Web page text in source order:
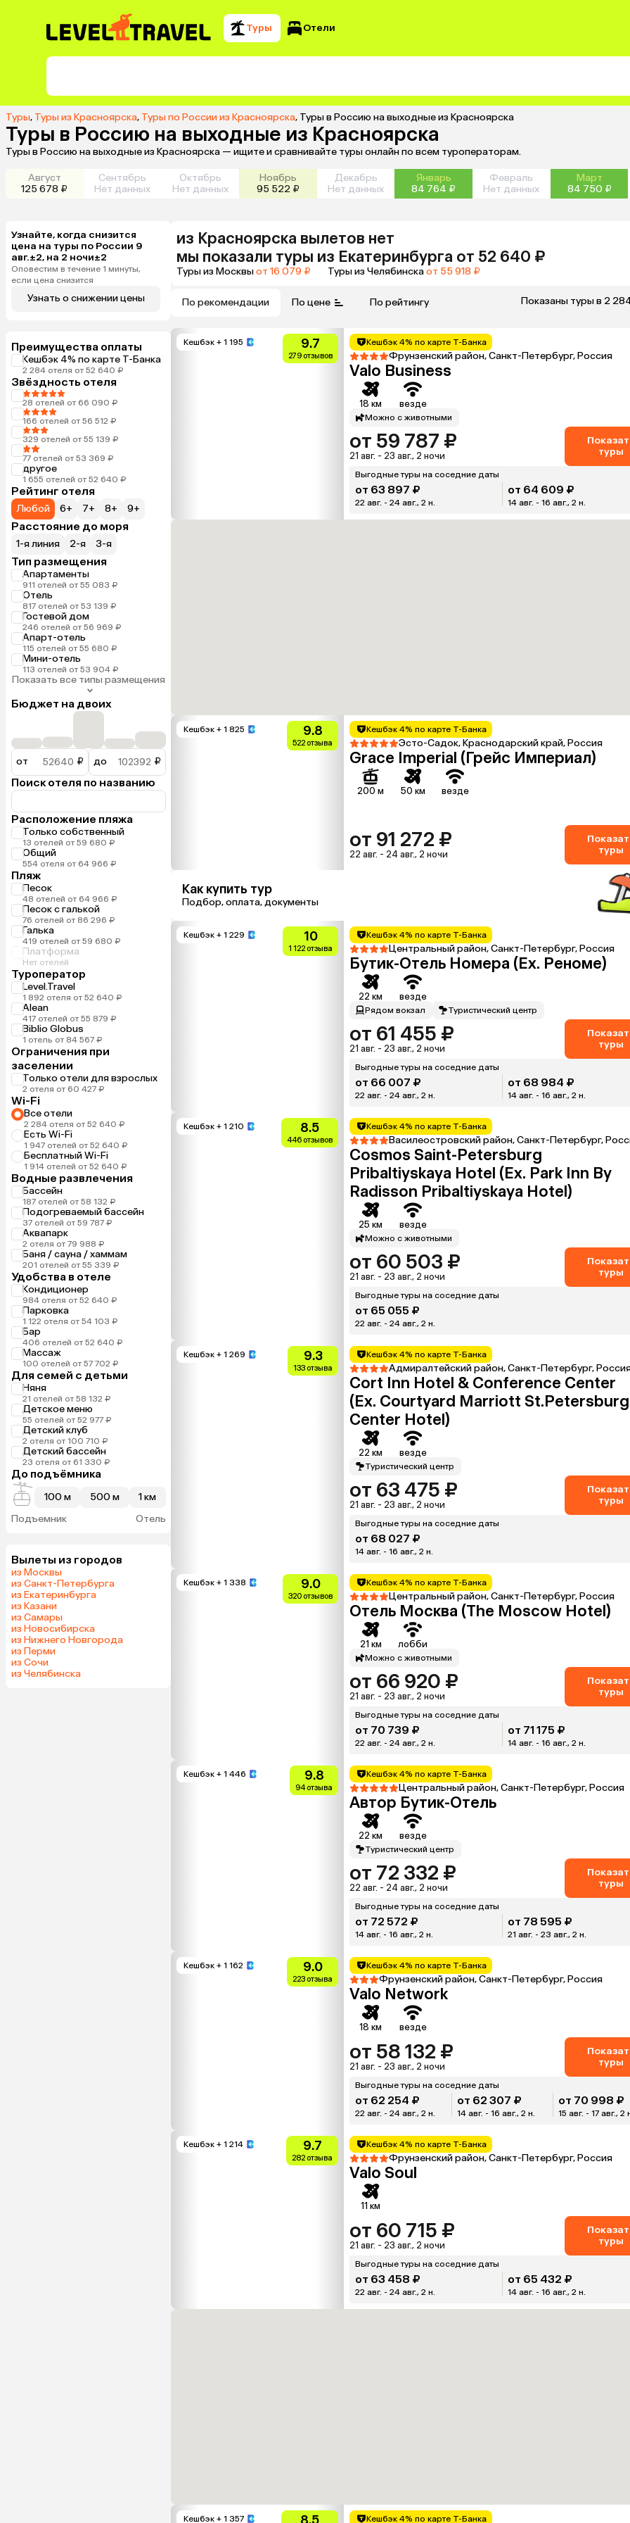
Туры Отели
Туры, Туры из Красноярска, Туры по России из Красноярска, Туры в Россию на выходные из Красноярска
Туры в Россию на выходные из Красноярска
Туры в Россию на выходные из Красноярска — ищите и сравнивайте туры онлайн по всем туроператорам.
Август
125 678 ₽
Сентябрь
Нет данных
Октябрь
Нет данных
Ноябрь
95 522 ₽
Декабрь
Нет данных
Январь
84 764 ₽
Февраль
Нет данных
Март
84 750 ₽
Узнайте, когда снизится
цена на туры по России 9
авг.±2, на 2 ночи±2
Оповестим в течение 1 минуты,
если цена снизится
Узнать о снижении цены
Преимущества оплаты
Кешбэк 4% по карте Т-Банка
2 284 отеля от 52 640 ₽
Звёздность отеля
28 отелей от 66 090 ₽
166 отелей от 56 512 ₽
329 отелей от 55 139 ₽
77 отелей от 53 369 ₽
другое
1 655 отелей от 52 640 ₽
Рейтинг отеля
Любой 6+ 7+ 8+ 9+
Расстояние до моря
1-я линия 2-я 3-я
Тип размещения
Апартаменты
911 отелей от 55 083 ₽
Отель
817 отелей от 53 139 ₽
Гостевой дом
246 отелей от 56 969 ₽
Апарт-отель
115 отелей от 55 680 ₽
Мини-отель
113 отелей от 53 904 ₽
Показать все типы размещения
Бюджет на двоих
от ₽ до ₽
Поиск отеля по названию
Расположение пляжа
Только собственный
13 отелей от 59 680 ₽
Общий
554 отеля от 64 966 ₽
Пляж
Песок
48 отелей от 64 966 ₽
Песок с галькой
76 отелей от 86 296 ₽
Галька
419 отелей от 59 680 ₽
Платформа
Нет отелей
Туроператор
Level.Travel
1 892 отеля от 52 640 ₽
Alean
417 отелей от 55 879 ₽
Biblio Globus
1 отель от 84 567 ₽
Ограничения при
заселении
Только отели для взрослых
2 отеля от 60 427 ₽
Wi-Fi
Все отели
2 284 отеля от 52 640 ₽
Есть Wi-Fi
1 947 отелей от 52 640 ₽
Бесплатный Wi-Fi
1 914 отелей от 52 640 ₽
Водные развлечения
Бассейн
187 отелей от 58 132 ₽
Подогреваемый бассейн
37 отелей от 59 787 ₽
Аквапарк
2 отеля от 79 988 ₽
Баня / сауна / хаммам
201 отелей от 55 339 ₽
Удобства в отеле
Кондиционер
984 отеля от 52 640 ₽
Парковка
1 122 отеля от 54 103 ₽
Бар
406 отелей от 52 640 ₽
Массаж
100 отелей от 57 702 ₽
Для семей с детьми
Няня
21 отелей от 58 132 ₽
Детское меню
55 отелей от 52 977 ₽
Детский клуб
2 отеля от 100 710 ₽
Детский бассейн
23 отеля от 61 330 ₽
До подъёмника
100 м 500 м
1 км
Подъемник
Отель
Вылеты из городов
из Москвы
из Санкт-Петербурга
из Екатеринбурга
из Казани
из Самары
из Новосибирска
из Нижнего Новгорода
из Перми
из Сочи
из Челябинска
из Красноярска вылетов нет
мы показали туры из Екатеринбурга от 52 640 ₽
Туры из Москвыот 16 079 ₽ Туры из Челябинскаот 55 918 ₽
По рекомендации По цене По рейтингу Показаны туры в 2
Кешбэк + 1 195 9.7
279 отзывов
Кешбэк 4% по карте Т-Банка
Фрунзенский район, Санкт-Петербург, Россия
Valo Business
18 км везде
Можно с животными
от 59 787 ₽
21 авг. - 23 авг., 2 ночи
туры
Выгодные туры на соседние даты
от 63 897 ₽
22 авг. - 24 авг., 2 н.
от 64 609 ₽
14 авг. - 16 авг., 2 н.
Кешбэк + 1 825 9.8
522 отзыва
Кешбэк 4% по карте Т-Банка
Эсто-Садок, Краснодарский край, Россия
Grace Imperial (Грейс Империал)
200 м 50 км везде
от 91 272 ₽
22 авг. - 24 авг., 2 ночи
туры
Как купить тур
Подбор, оплата, документы
Кешбэк + 1 229 10
1 122 отзыва
Кешбэк 4% по карте Т-Банка
Центральный район, Санкт-Петербург, Россия
Бутик-Отель Номера (Ex. Реноме)
22 км везде
Рядом вокзал Туристический центр
от 61 455 ₽
21 авг. - 23 авг., 2 ночи
туры
Выгодные туры на соседние даты
от 66 007 ₽
22 авг. - 24 авг., 2 н.
от 68 984 ₽
14 авг. - 16 авг., 2 н.
Кешбэк + 1 210 8.5
446 отзывов
Кешбэк 4% по карте Т-Банка
Василеостровский район, Санкт-Петербург,
Cosmos Saint-Petersburg
Pribaltiyskaya Hotel (Ex. Park Inn By
Radisson Pribaltiyskaya Hotel)
25 км везде
Можно с животными
от 60 503 ₽
21 авг. - 23 авг., 2 ночи
туры
Выгодные туры на соседние даты
от 65 055 ₽
22 авг. - 24 авг., 2 н.
Кешбэк + 1 269 9.3
133 отзыва
Кешбэк 4% по карте Т-Банка
Адмиралтейский район, Санкт-Петербург,
Cort Inn Hotel & Conference Center
(Ex. Courtyard Marriott St.Petersburg
Center Hotel)
22 км везде
Туристический центр
от 63 475 ₽
21 авг. - 23 авг., 2 ночи
туры
Выгодные туры на соседние даты
от 68 027 ₽
14 авг. - 16 авг., 2 н.
Кешбэк + 1 338 9.0
320 отзывов
Кешбэк 4% по карте Т-Банка
Центральный район, Санкт-Петербург, Россия
Отель Москва (The Moscow Hotel)
21 км лобби
Можно с животными
от 66 920 ₽
21 авг. - 23 авг., 2 ночи
туры
Выгодные туры на соседние даты
от 70 739 ₽
22 авг. - 24 авг., 2 н.
от 71 175 ₽
14 авг. - 16 авг., 2 н.
Кешбэк + 1 446 9.8
94 отзыва
Кешбэк 4% по карте Т-Банка
Центральный район, Санкт-Петербург, Россия
Автор Бутик-Отель
22 км везде
Туристический центр
от 72 332 ₽
22 авг. - 24 авг., 2 ночи
туры
Выгодные туры на соседние даты
от 72 572 ₽
14 авг. - 16 авг., 2 н.
от 78 595 ₽
21 авг. - 23 авг., 2 н.
Кешбэк + 1 162 9.0
223 отзыва
Кешбэк 4% по карте Т-Банка
Фрунзенский район, Санкт-Петербург, Россия
Valo Network
18 км везде
от 58 132 ₽
21 авг. - 23 авг., 2 ночи
туры
Выгодные туры на соседние даты
от 62 254 ₽
22 авг. - 24 авг., 2 н.
от 62 307 ₽
14 авг. - 16 авг., 2 н.
от 70 998 ₽
15 авг. - 17 авг., 2
Кешбэк + 1 214 9.7
282 отзыва
Кешбэк 4% по карте Т-Банка
Фрунзенский район, Санкт-Петербург, Россия
Valo Soul
11 км
от 60 715 ₽
21 авг. - 23 авг., 2 ночи
туры
Выгодные туры на соседние даты
от 63 458 ₽
22 авг. - 24 авг., 2 н.
от 65 432 ₽
14 авг. - 16 авг., 2 н.
Кешбэк + 1 357 Кешбэк 4% по карте Т-Банка